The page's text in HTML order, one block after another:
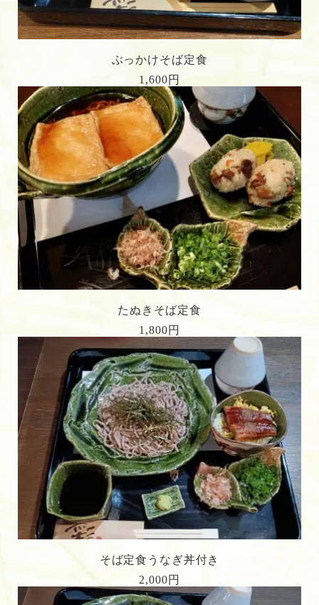
ぶっかけそば定食
1,600円
たぬきそば定食
1,800円
そば定食うなぎ丼付き
2,000円